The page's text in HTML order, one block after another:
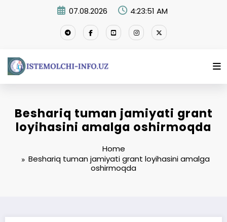
07.08.2026 4:23:52 AM
Beshariq tuman jamiyati grant
loyihasini amalga oshirmoqda
Home
Beshariq tuman jamiyati grant loyihasini amalga
oshirmoqda